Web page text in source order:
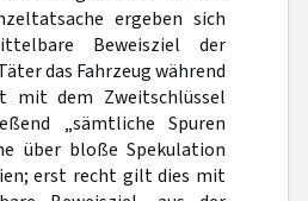
ergeben sich
Beweisziel der
das Fahrzeug während
mit dem Zweitschlüssel
„sämtliche Spuren
über bloße Spekulation
erst recht gilt dies mit